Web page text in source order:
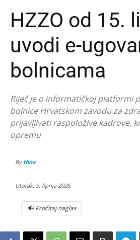
HZZO od 15.
uvodi e-
bolnicama
Riječ je o informatičkoj platformi
bolnice Hrvatskom zavodu za
prijavljivati raspoložive kadrove,
opremu
By Hina
Utorak, 9. lipnja 2026.
🔊 Pročitaj naglas